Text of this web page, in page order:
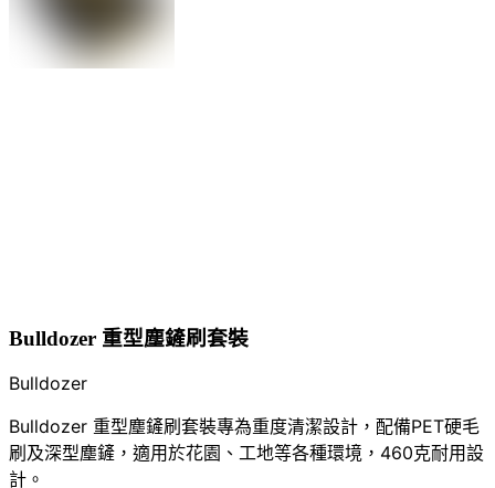
Bulldozer 重型塵鏟刷套裝
Bulldozer
Bulldozer 重型塵鏟刷套裝專為重度清潔設計，配備PET硬毛
刷及深型塵鏟，適用於花園、工地等各種環境，460克耐用設
計。